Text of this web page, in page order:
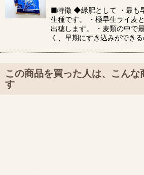
■特徴 ◆緑肥として ・最も
生種です。 ・極早生ライ麦
出穂します。 ・麦類の中で
く、早期にすき込みができ
この商品を買った人は、こんな
す